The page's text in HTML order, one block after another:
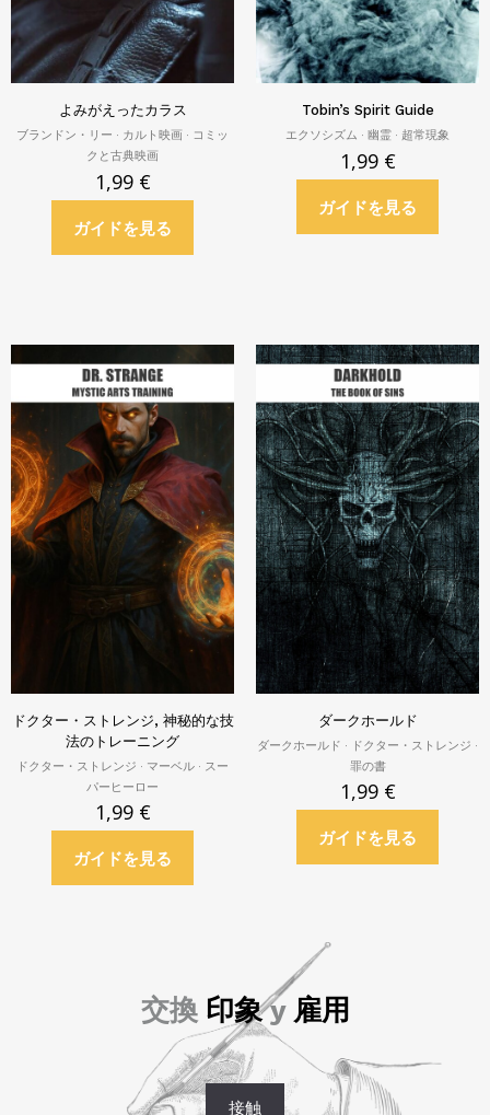
よみがえったカラス
ブランドン・リー · カルト映画 · コミッ
クと古典映画
1,99 €
ガイドを見る
Tobin’s Spirit Guide
エクソシズム · 幽霊 · 超常現象
1,99 €
ガイドを見る
ドクター・ストレンジ, 神秘的な技
法のトレーニング
ドクター・ストレンジ · マーベル · スー
パーヒーロー
1,99 €
ガイドを見る
ダークホールド
ダークホールド · ドクター・ストレンジ ·
罪の書
1,99 €
ガイドを見る
交換 印象y 雇用
接触